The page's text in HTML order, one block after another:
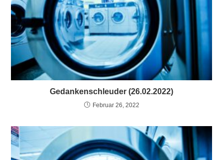
Gedankenschleuder (26.02.2022)
Februar 26, 2022